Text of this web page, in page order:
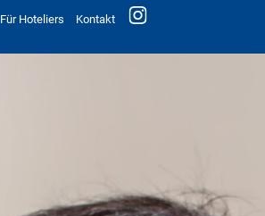
Für Hoteliers
Kontakt